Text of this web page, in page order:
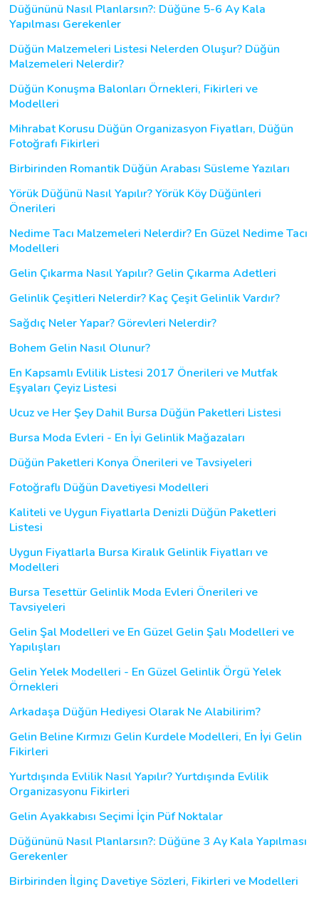
Düğününü Nasıl Planlarsın?: Düğüne 5-6 Ay Kala
Yapılması Gerekenler
Düğün Malzemeleri Listesi Nelerden Oluşur? Düğün
Malzemeleri Nelerdir?
Düğün Konuşma Balonları Örnekleri, Fikirleri ve
Modelleri
Mihrabat Korusu Düğün Organizasyon Fiyatları, Düğün
Fotoğrafı Fikirleri
Birbirinden Romantik Düğün Arabası Süsleme Yazıları
Yörük Düğünü Nasıl Yapılır? Yörük Köy Düğünleri
Önerileri
Nedime Tacı Malzemeleri Nelerdir? En Güzel Nedime Tacı
Modelleri
Gelin Çıkarma Nasıl Yapılır? Gelin Çıkarma Adetleri
Gelinlik Çeşitleri Nelerdir? Kaç Çeşit Gelinlik Vardır?
Sağdıç Neler Yapar? Görevleri Nelerdir?
Bohem Gelin Nasıl Olunur?
En Kapsamlı Evlilik Listesi 2017 Önerileri ve Mutfak
Eşyaları Çeyiz Listesi
Ucuz ve Her Şey Dahil Bursa Düğün Paketleri Listesi
Bursa Moda Evleri - En İyi Gelinlik Mağazaları
Düğün Paketleri Konya Önerileri ve Tavsiyeleri
Fotoğraflı Düğün Davetiyesi Modelleri
Kaliteli ve Uygun Fiyatlarla Denizli Düğün Paketleri
Listesi
Uygun Fiyatlarla Bursa Kiralık Gelinlik Fiyatları ve
Modelleri
Bursa Tesettür Gelinlik Moda Evleri Önerileri ve
Tavsiyeleri
Gelin Şal Modelleri ve En Güzel Gelin Şalı Modelleri ve
Yapılışları
Gelin Yelek Modelleri - En Güzel Gelinlik Örgü Yelek
Örnekleri
Arkadaşa Düğün Hediyesi Olarak Ne Alabilirim?
Gelin Beline Kırmızı Gelin Kurdele Modelleri, En İyi Gelin
Fikirleri
Yurtdışında Evlilik Nasıl Yapılır? Yurtdışında Evlilik
Organizasyonu Fikirleri
Gelin Ayakkabısı Seçimi İçin Püf Noktalar
Düğününü Nasıl Planlarsın?: Düğüne 3 Ay Kala Yapılması
Gerekenler
Birbirinden İlginç Davetiye Sözleri, Fikirleri ve Modelleri